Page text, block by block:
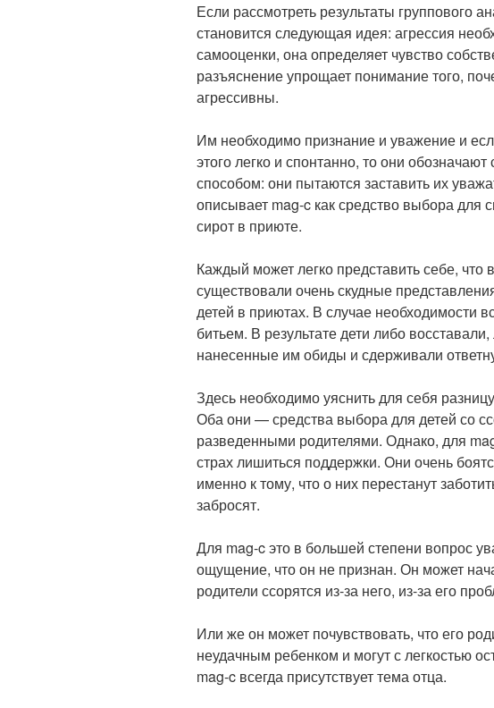
Если рассмотреть результаты группового
становится следующая идея: агрессия
самооценки, она определяет чувство
разъяснение упрощает понимание того,
агрессивны.
Им необходимо признание и уважение и
этого легко и спонтанно, то они
способом: они пытаются заставить их
описывает mag-c как средство выбора для
сирот в приюте.
Каждый может легко представить себе, что
существовали очень скудные
детей в приютах. В случае необходимости
битьем. В результате дети либо
нанесенные им обиды и сдерживали
Здесь необходимо уяснить для себя
Оба они — средства выбора для детей со
разведенными родителями. Однако, для
страх лишиться поддержки. Они очень
именно к тому, что о них перестанут
забросят.
Для mag-c это в большей степени вопрос
ощущение, что он не признан. Он может
родители ссорятся из-за него, из-за его
Или же он может почувствовать, что его
неудачным ребенком и могут с легкостью
mag-c всегда присутствует тема отца.